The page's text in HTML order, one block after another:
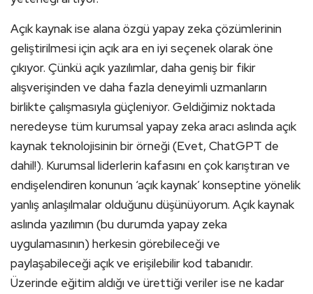
Açık kaynak ise alana özgü yapay zeka çözümlerinin
geliştirilmesi için açık ara en iyi seçenek olarak öne
çıkıyor. Çünkü açık yazılımlar, daha geniş bir fikir
alışverişinden ve daha fazla deneyimli uzmanların
birlikte çalışmasıyla güçleniyor. Geldiğimiz noktada
neredeyse tüm kurumsal yapay zeka aracı aslında açık
kaynak teknolojisinin bir örneği (Evet, ChatGPT de
dahil!). Kurumsal liderlerin kafasını en çok karıştıran ve
endişelendiren konunun ‘açık kaynak’ konseptine yönelik
yanlış anlaşılmalar olduğunu düşünüyorum. Açık kaynak
aslında yazılımın (bu durumda yapay zeka
uygulamasının) herkesin görebileceği ve
paylaşabileceği açık ve erişilebilir kod tabanıdır.
Üzerinde eğitim aldığı ve ürettiği veriler ise ne kadar